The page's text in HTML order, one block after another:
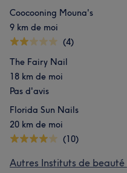
Coocooning Mouna's
9 km de moi
(4)
The Fairy Nail
18 km de moi
Pas d'avis
Florida Sun Nails
20 km de moi
(10)
Autres Instituts de beauté